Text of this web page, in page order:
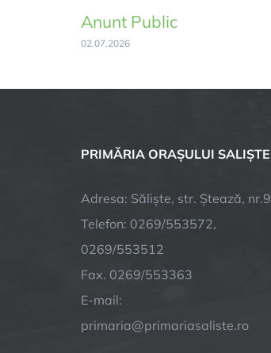
Anunt Public
02.07.2026
PRIMĂRIA ORAȘULUI SALIȘTE
Adresa: Săliște, str. Ștează, nr.9
Telefon: 0269/553572,
0269/553512
Fax. 0269/553363
E-mail:
primaria@primariasaliste.ro